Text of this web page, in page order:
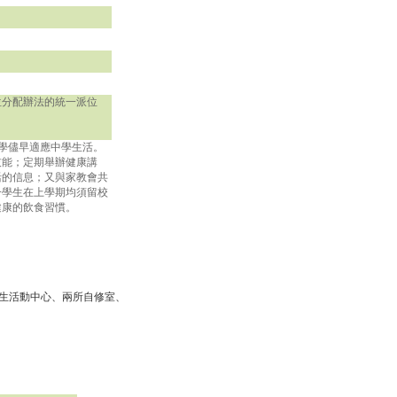
配辦法的統一派位
早適應中學生活。
；定期舉辦健康講
信息；又與家教會共
生在上學期均須留校
的飲食習慣。
動中心、兩所自修室、